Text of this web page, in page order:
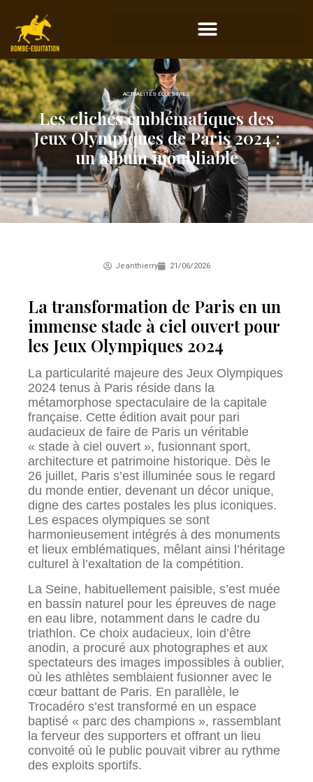
ACTUALITÉS ÉQUESTRES
Les clichés emblématiques des
Jeux Olympiques de Paris 2024 :
un album inoubliable
Jeanthierry 21/06/2026
La transformation de Paris en un
immense stade à ciel ouvert pour
les Jeux Olympiques 2024
La particularité majeure des Jeux Olympiques
2024 tenus à Paris réside dans la
métamorphose spectaculaire de la capitale
française. Cette édition avait pour pari
audacieux de faire de Paris un véritable
« stade à ciel ouvert », fusionnant sport,
architecture et patrimoine historique. Dès le
26 juillet, Paris s’est illuminée sous le regard
du monde entier, devenant un décor unique,
digne des cartes postales les plus iconiques.
Les espaces olympiques se sont
harmonieusement intégrés à des monuments
et lieux emblématiques, mêlant ainsi l’héritage
culturel à l’exaltation de la compétition.
La Seine, habituellement paisible, s’est muée
en bassin naturel pour les épreuves de nage
en eau libre, notamment dans le cadre du
triathlon. Ce choix audacieux, loin d’être
anodin, a procuré aux photographes et aux
spectateurs des images impossibles à oublier,
où les athlètes semblaient fusionner avec le
cœur battant de Paris. En parallèle, le
Trocadéro s’est transformé en un espace
baptisé « parc des champions », rassemblant
la ferveur des supporters et offrant un lieu
convoité où le public pouvait vibrer au rythme
des exploits sportifs.